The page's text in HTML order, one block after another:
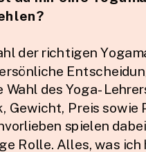
der richtigen
Wahl des Yoga-
Gewicht, Preis sowie
spielen
Rolle. Alles, was ich